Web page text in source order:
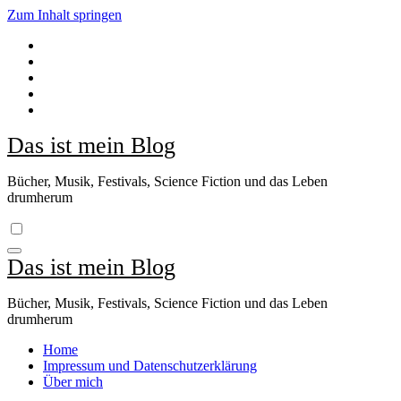
Zum Inhalt springen
Das ist mein Blog
Bücher, Musik, Festivals, Science Fiction und das Leben
drumherum
Das ist mein Blog
Bücher, Musik, Festivals, Science Fiction und das Leben
drumherum
Home
Impressum und Datenschutzerklärung
Über mich